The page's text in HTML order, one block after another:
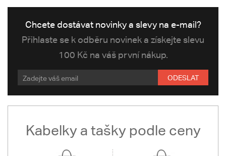
Chcete dostávat novinky a slevy na e-mail?
Přihlaste se k odběru novinek a získejte slevu
100 Kč na váš první nákup.
ODESLAT
Kabelky a tašky podle ceny